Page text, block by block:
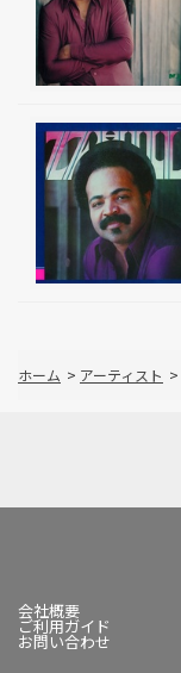
ホーム > アーティスト >
会社概要
ご利用ガイド
お問い合わせ